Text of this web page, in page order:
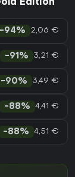
Edition
-94% 2,06 €
-91% 3,21 €
-90% 3,49 €
-88% 4,41 €
-88% 4,51 €